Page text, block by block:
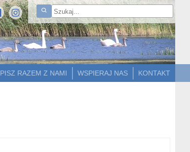
KONTAKT
WSPIERAJ NAS
PISZ RAZEM Z NAMI